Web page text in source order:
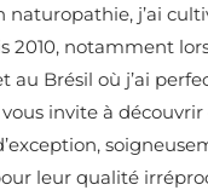
naturopathie, j’ai
2010, notamment
au Brésil où j’ai
invite à découvrir
leur qualité